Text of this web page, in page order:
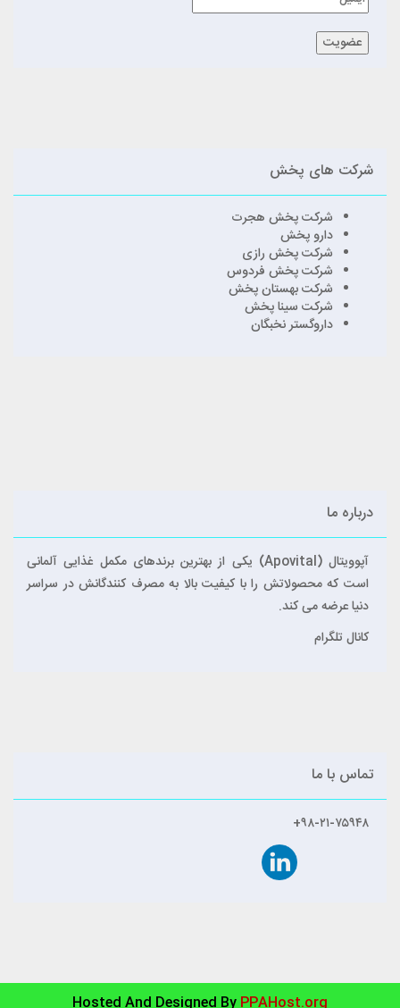
شرکت های پخش
شرکت پخش هجرت
دارو پخش
شرکت پخش رازی
شرکت پخش فردوس
شرکت بهستان پخش
شرکت سینا پخش
داروگستر نخبگان
درباره ما
آپوویتال (Apovital) یکی از بهترین برندهای مکمل غذایی آلمانی
است که محصولاتش را با کیفیت بالا به مصرف کنندگانش در سراسر
دنیا عرضه می کند.
کانال تلگرام
تماس با ما
۹۸-۲۱-۷۵۹۴۸+
Hosted And Designed By PPAHost.org